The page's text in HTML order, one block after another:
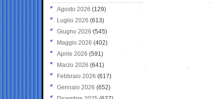
Agosto 2026 (129)
Luglio 2026 (613)
Giugno 2026 (545)
Maggio 2026 (402)
Aprile 2026 (591)
Marzo 2026 (641)
Febbraio 2026 (617)
Gennaio 2026 (652)